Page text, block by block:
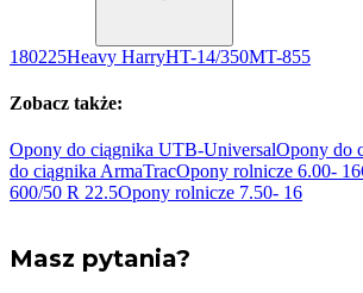
180225Heavy HarryHT-14/350MT-855
Zobacz także:
Opony do ciągnika UTB-UniversalOpony do
do ciągnika ArmaTracOpony rolnicze 6.00- 16
600/50 R 22.5Opony rolnicze 7.50- 16
Masz pytania?